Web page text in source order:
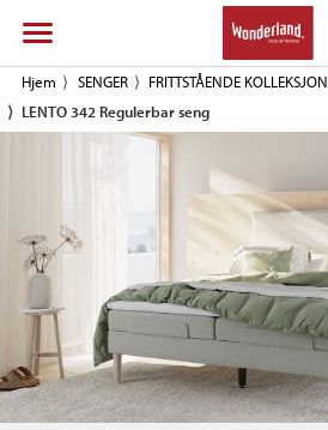
Hjem SENGER FRITTSTÅENDE KOLLEKSJON
LENTO 342 Regulerbar seng